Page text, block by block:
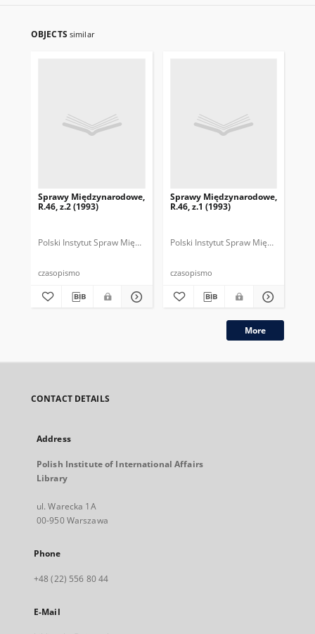
OBJECTS similar
Sprawy Międzynarodowe,
R.46, z.2 (1993)
Polski Instytut Spraw Międzynarodowych. Polska Fundacja Spraw
czasopismo
Sprawy Międzynarodowe,
R.46, z.1 (1993)
Polski Instytut Spraw
czasopismo
More
CONTACT DETAILS
Address
Polish Institute of International Affairs
Library
ul. Warecka 1A
00-950 Warszawa
Phone
+48 (22) 556 80 44
E-Mail